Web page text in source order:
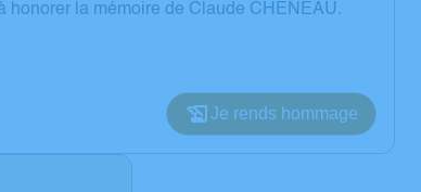
honorer la mémoire de Claude CHENEAU.
Je rends hommage